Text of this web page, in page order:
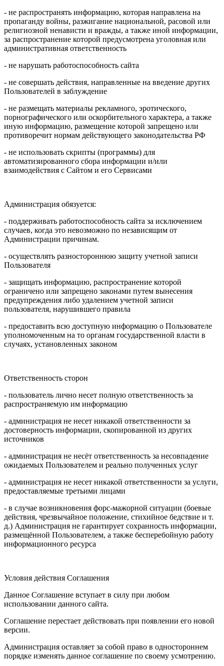
- не распространять информацию, которая направлена на
пропаганду войны, разжигание национальной, расовой или
религиозной ненависти и вражды, а также иной информации,
за распространение которой предусмотрена уголовная или
административная ответственность
- не нарушать работоспособность сайта
- не совершать действия, направленные на введение других
Пользователей в заблуждение
- не размещать материалы рекламного, эротического,
порнографического или оскорбительного характера, а также
иную информацию, размещение которой запрещено или
противоречит нормам действующего законодательства РФ
- не использовать скрипты (программы) для
автоматизированного сбора информации и/или
взаимодействия с Сайтом и его Сервисами
Администрация обязуется:
- поддерживать работоспособность сайта за исключением
случаев, когда это невозможно по независящим от
Администрации причинам.
- осуществлять разностороннюю защиту учетной записи
Пользователя
- защищать информацию, распространение которой
ограничено или запрещено законами путем вынесения
предупреждения либо удалением учетной записи
пользователя, нарушившего правила
- предоставить всю доступную информацию о Пользователе
уполномоченным на то органам государственной власти в
случаях, установленных законом
Ответственность сторон
- пользователь лично несет полную ответственность за
распространяемую им информацию
- администрация не несет никакой ответственности за
достоверность информации, скопированной из других
источников
- администрация не несёт ответственность за несовпадение
ожидаемых Пользователем и реально полученных услуг
- администрация не несет никакой ответственности за услуги,
предоставляемые третьими лицами
- в случае возникновения форс-мажорной ситуации (боевые
действия, чрезвычайное положение, стихийное бедствие и т.
д.) Администрация не гарантирует сохранность информации,
размещённой Пользователем, а также бесперебойную работу
информационного ресурса
Условия действия Соглашения
Данное Соглашение вступает в силу при любом
использовании данного сайта.
Соглашение перестает действовать при появлении его новой
версии.
Администрация оставляет за собой право в одностороннем
порядке изменять данное соглашение по своему усмотрению.